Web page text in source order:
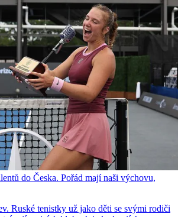
do Česka. Pořád mají naši výchovu,
Ruské tenistky už jako děti se svými rodiči